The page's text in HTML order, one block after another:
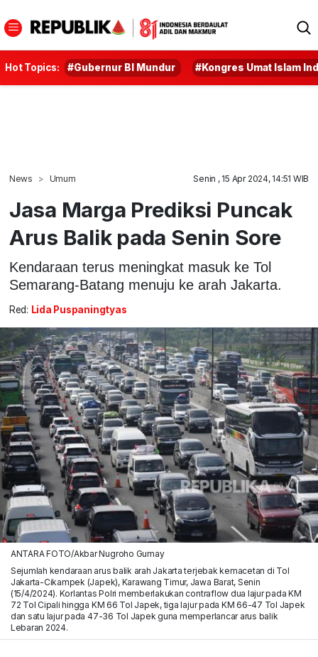
Hot Topics: #Gubernur BI Mundur #Kongres Umat Islam
News Umum Senin , 15 Apr 2024, 14:51 WIB
Jasa Marga Prediksi Puncak
Arus Balik pada Senin Sore
Kendaraan terus meningkat masuk ke Tol
Semarang-Batang menuju ke arah Jakarta.
Red: Lida Puspaningtyas
ANTARA FOTO/Akbar Nugroho Gumay
Sejumlah kendaraan arus balik arah Jakarta terjebak kemacetan di Tol
Jakarta-Cikampek (Japek), Karawang Timur, Jawa Barat, Senin
(15/4/2024). Korlantas Polri memberlakukan contraflow dua lajur pada KM
72 Tol Cipali hingga KM 66 Tol Japek, tiga lajur pada KM 66-47 Tol Japek
dan satu lajur pada 47-36 Tol Japek guna memperlancar arus balik
Lebaran 2024.